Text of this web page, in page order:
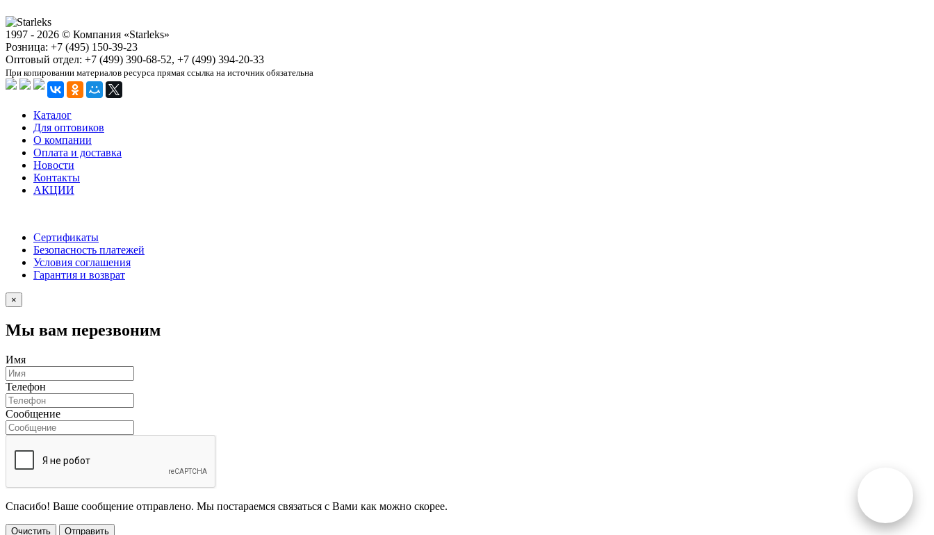
1997 - 2026 © Компания «Starleks»
Розница: +7 (495) 150-39-23
Оптовый отдел: +7 (499) 390-68-52, +7 (499) 394-20-33
При копировании материалов ресурса прямая ссылка на источник обязательна
Каталог
Для оптовиков
О компании
Оплата и доставка
Новости
Контакты
АКЦИИ
Сертификаты
Безопасность платежей
Условия соглашения
Гарантия и возврат
×
Мы вам перезвоним
Имя
Телефон
Сообщение
Спасибо! Ваше сообщение отправлено. Мы постараемся связаться с Вами как можно скорее.
Очистить Отправить